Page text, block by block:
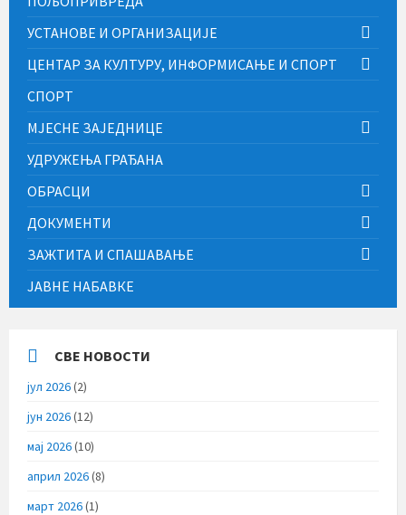
УСТАНОВЕ И ОРГАНИЗАЦИЈЕ
ЦЕНТАР ЗА КУЛТУРУ, ИНФОРМИСАЊЕ И СПОРТ
СПОРТ
МЈЕСНЕ ЗАЈЕДНИЦЕ
УДРУЖЕЊА ГРАЂАНА
ОБРАСЦИ
ДОКУМЕНТИ
ЗАЖТИТА И СПАШАВАЊЕ
ЈАВНЕ НАБАВКЕ
СВЕ НОВОСТИ
јул 2026(2)
јун 2026(12)
мај 2026(10)
април 2026(8)
март 2026(1)